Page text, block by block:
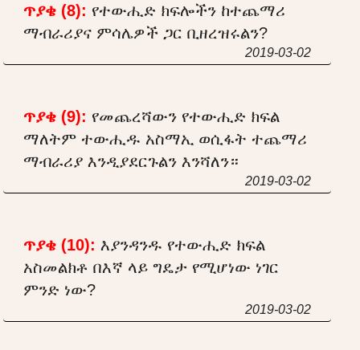
ጥያቄ (8): የተውሒድ ክፍሎችን ከተጨማሪ
ማብራሪያና ምሳሌዎች ጋር ቢዘረዝሩልን?
2019-03-02
ጥያቄ (9): የመጨረሻውን የተውሒድ ክፍል
ማለትም ተውሒዱ አስማኢ ወሲፋት ተጨማሪ
ማብራሪያ እንዲያደርጉልን እንሻለን።
2019-03-02
ጥያቄ (10): እያንዳንዱ የተውሒድ ክፍል
አስመልክቶ በእኛ ላይ ግዴታ የሚሆነው ነገር
ምንድ ነው?
2019-03-02